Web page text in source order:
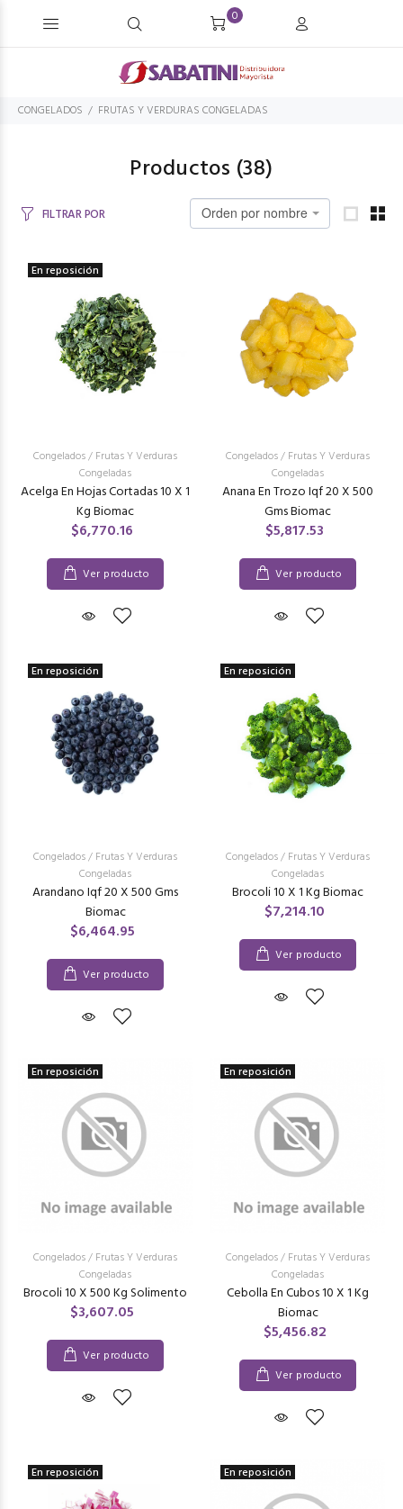
0
CONGELADOS FRUTAS Y VERDURAS CONGELADAS
Productos (38)
FILTRAR POR Orden por nombre
En reposición
Congelados/ Frutas Y Verduras
Congeladas
Acelga En Hojas Cortadas 10 X 1
Kg Biomac
$6,770.16
Ver producto
Congelados/ Frutas Y Verduras
Congeladas
Anana En Trozo Iqf 20 X 500
Gms Biomac
$5,817.53
Ver producto
En reposición
Congelados/ Frutas Y Verduras
Congeladas
Arandano Iqf 20 X 500 Gms
Biomac
$6,464.95
Ver producto
En reposición
Congelados/ Frutas Y Verduras
Congeladas
Brocoli 10 X 1 Kg Biomac
$7,214.10
Ver producto
En reposición
Congelados/ Frutas Y Verduras
Congeladas
Brocoli 10 X 500 Kg Solimento
$3,607.05
Ver producto
En reposición
Congelados/ Frutas Y Verduras
Congeladas
Cebolla En Cubos 10 X 1 Kg
Biomac
$5,456.82
Ver producto
En reposición En reposición